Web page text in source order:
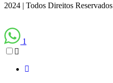
2024 | Todos Direitos Reservados
1